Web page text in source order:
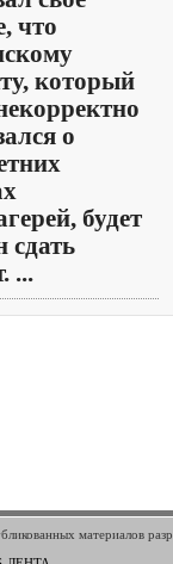
что
который
о
будет
сдать
...
материалов